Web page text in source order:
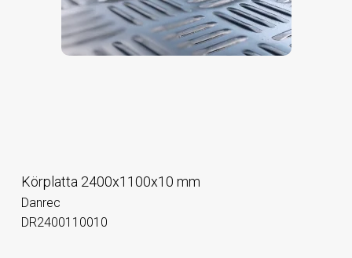
Körplatta 2400x1100x10 mm
Danrec
DR2400110010